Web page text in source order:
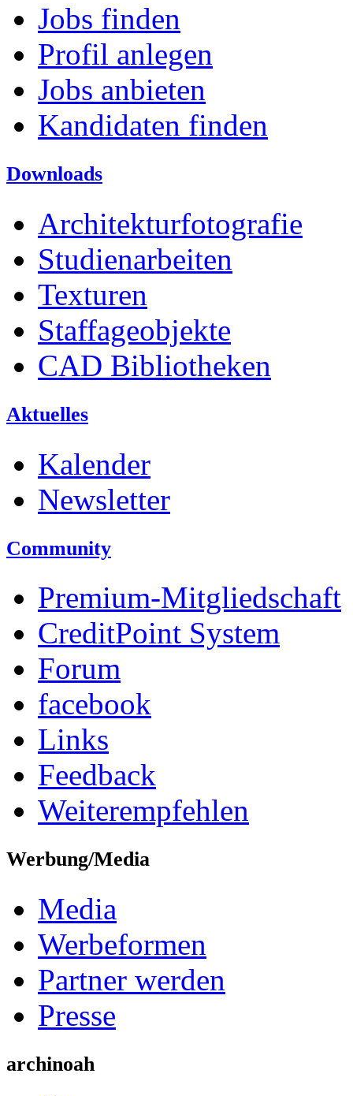
Jobs finden
Profil anlegen
Jobs anbieten
Kandidaten finden
Downloads
Architekturfotografie
Studienarbeiten
Texturen
Staffageobjekte
CAD Bibliotheken
Aktuelles
Kalender
Newsletter
Community
Premium-Mitgliedschaft
CreditPoint System
Forum
facebook
Links
Feedback
Weiterempfehlen
Werbung/Media
Media
Werbeformen
Partner werden
Presse
archinoah